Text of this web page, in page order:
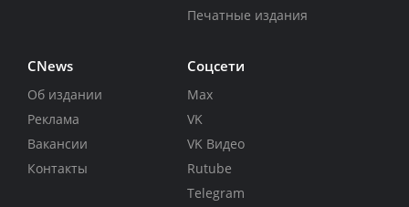
Печатные издания
CNews
Об издании
Реклама
Вакансии
Контакты
Соцсети
Max
VK
VK Видео
Rutube
Telegram